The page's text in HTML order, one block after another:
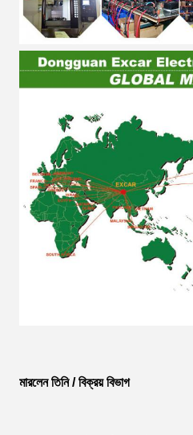
মারলেন তিনি / বিক্রয় বিভাগ